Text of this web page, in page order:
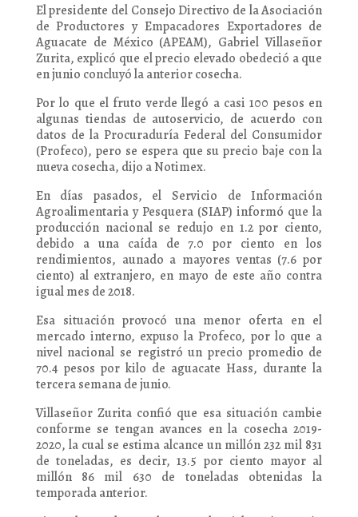
El presidente del Consejo Directivo de la Asociación
de Productores y Empacadores Exportadores de
Aguacate de México (APEAM), Gabriel Villaseñor
Zurita, explicó que el precio elevado obedeció a que
en junio concluyó la anterior cosecha.
Por lo que el fruto verde llegó a casi 100 pesos en
algunas tiendas de autoservicio, de acuerdo con
datos de la Procuraduría Federal del Consumidor
(Profeco), pero se espera que su precio baje con la
nueva cosecha, dijo a Notimex.
En días pasados, el Servicio de Información
Agroalimentaria y Pesquera (SIAP) informó que la
producción nacional se redujo en 1.2 por ciento,
debido a una caída de 7.0 por ciento en los
rendimientos, aunado a mayores ventas (7.6 por
ciento) al extranjero, en mayo de este año contra
igual mes de 2018.
Esa situación provocó una menor oferta en el
mercado interno, expuso la Profeco, por lo que a
nivel nacional se registró un precio promedio de
70.4 pesos por kilo de aguacate Hass, durante la
tercera semana de junio.
Villaseñor Zurita confió que esa situación cambie
conforme se tengan avances en la cosecha 2019-
2020, la cual se estima alcance un millón 232 mil 831
de toneladas, es decir, 13.5 por ciento mayor al
millón 86 mil 630 de toneladas obtenidas la
temporada anterior.